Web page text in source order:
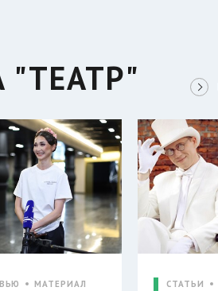
"ТЕАТР"
МАТЕРИАЛ СТАТЬИ